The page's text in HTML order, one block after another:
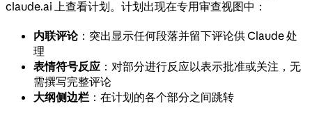
claude.ai 上查看计划。计划出现在专用审查视图中：
内联评论：突出显示任何段落并留下评论供 Claude 处
理
表情符号反应 ：对部分进行反应以表示批准或关注，无
需撰写完整评论
大纲侧边栏 ：在计划的各个部分之间跳转